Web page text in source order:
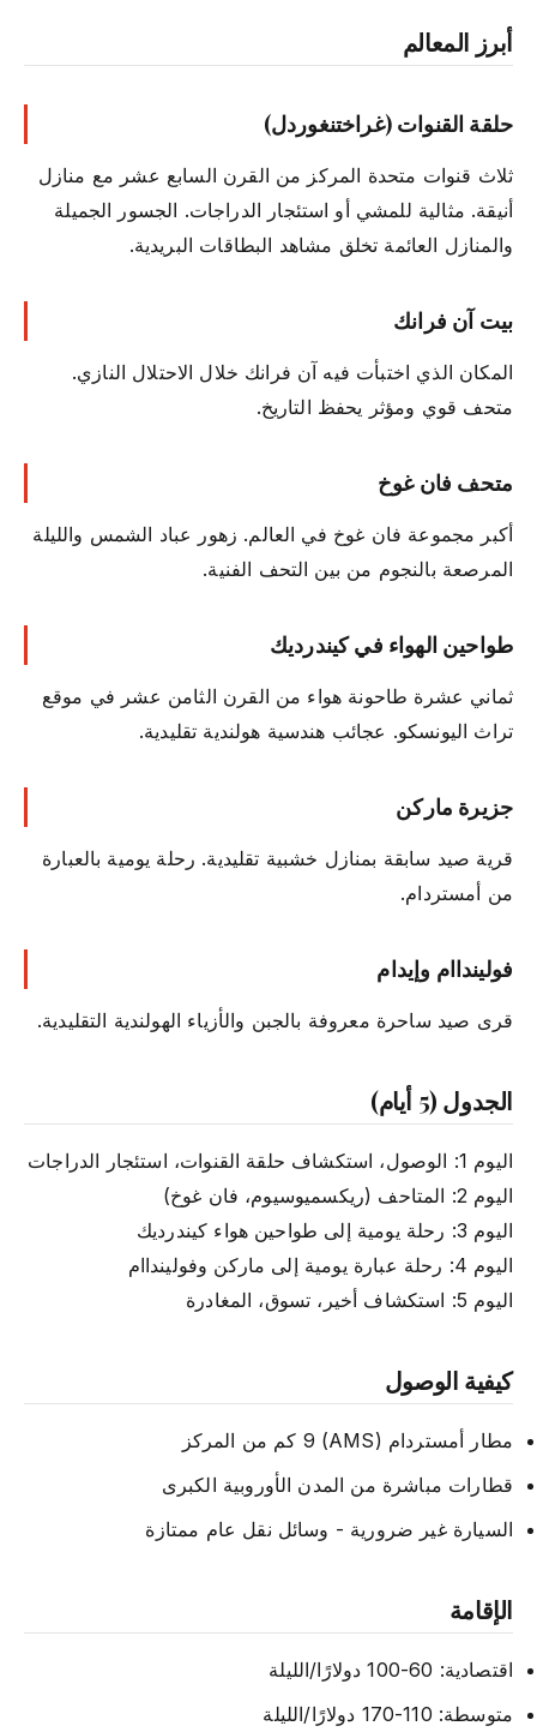
أبرز المعالم
حلقة القنوات (غراختنغوردل)
ثلاث قنوات متحدة المركز من القرن السابع عشر مع منازل
أنيقة. مثالية للمشي أو استئجار الدراجات. الجسور الجميلة
والمنازل العائمة تخلق مشاهد البطاقات البريدية.
بيت آن فرانك
المكان الذي اختبأت فيه آن فرانك خلال الاحتلال النازي.
متحف قوي ومؤثر يحفظ التاريخ.
متحف فان غوخ
أكبر مجموعة فان غوخ في العالم. زهور عباد الشمس والليلة
المرصعة بالنجوم من بين التحف الفنية.
طواحين الهواء في كيندرديك
ثماني عشرة طاحونة هواء من القرن الثامن عشر في موقع
تراث اليونسكو. عجائب هندسية هولندية تقليدية.
جزيرة ماركن
قرية صيد سابقة بمنازل خشبية تقليدية. رحلة يومية بالعبارة
من أمستردام.
فولينداام وإيدام
قرى صيد ساحرة معروفة بالجبن والأزياء الهولندية التقليدية.
الجدول (5 أيام)
اليوم 1: الوصول، استكشاف حلقة القنوات، استئجار الدراجات
اليوم 2: المتاحف (ريكسميوسيوم، فان غوخ)
اليوم 3: رحلة يومية إلى طواحين هواء كيندرديك
اليوم 4: رحلة عبارة يومية إلى ماركن وفولينداام
اليوم 5: استكشاف أخير، تسوق، المغادرة
كيفية الوصول
مطار أمستردام (AMS) 9 كم من المركز
قطارات مباشرة من المدن الأوروبية الكبرى
السيارة غير ضرورية - وسائل نقل عام ممتازة
الإقامة
اقتصادية: 60-100 دولارًا/الليلة
متوسطة: 110-170 دولارًا/الليلة